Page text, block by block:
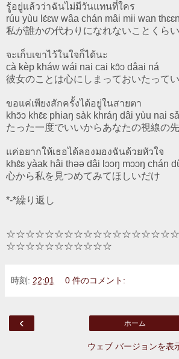
รู้อยู่แล้วว่าฉันไม่มีวันแทนที่ใคร
rúu yùu lɛ́ɛw wâa chán mâi mii wan
私が誰かの代わりになれないことくら
จะเก็บเขาไว้ในใจก็ได้นะ
cà kèp kháw wái nai cai kɔ̂ɔ dâai ná
彼女のことは心にしまっておいたって
ขอแค่เพียงสักครั้งได้อยู่ในสายตา
khɔ̌ɔ khɛ̂ɛ phiaŋ sàk khráŋ dâi yùu nai
たった一度でいいからあなたの視線の
แค่อยากให้เธอได้ลองมองฉันด้วยหัวใจ
khɛ̂ɛ yàak hâi thəə dâi lɔɔŋ mɔɔŋ chán
心から私を見つめてみてほしいだけ
*-*繰り返し
☆☆☆☆☆☆☆☆☆☆☆
時刻: 22:01 0 件のコメント:
‹ ホーム
ウェブ バージョンを表